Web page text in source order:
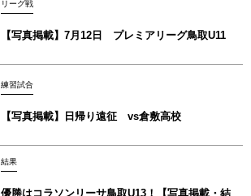
リーグ戦
【写真掲載】7月12日 プレミアリーグ鳥取U11
練習試合
【写真掲載】日帰り遠征 vs倉敷高校
結果
優勝はコラソンリーサ鳥取U13！【写真掲載‪‪‪︎︎・結